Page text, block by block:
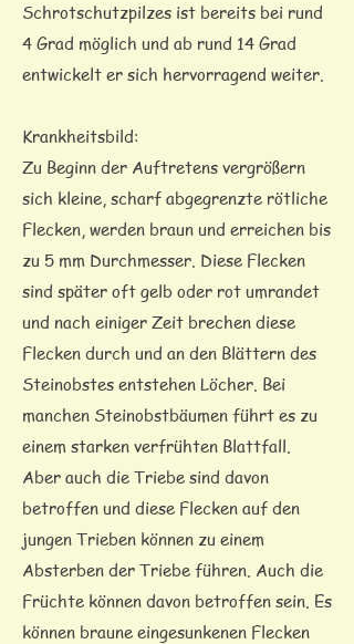
Schrotschutzpilzes ist bereits bei rund
4 Grad möglich und ab rund 14 Grad
entwickelt er sich hervorragend weiter.
Krankheitsbild:
Zu Beginn der Auftretens vergrößern
sich kleine, scharf abgegrenzte rötliche
Flecken, werden braun und erreichen bis
zu 5 mm Durchmesser. Diese Flecken
sind später oft gelb oder rot umrandet
und nach einiger Zeit brechen diese
Flecken durch und an den Blättern des
Steinobstes entstehen Löcher. Bei
manchen Steinobstbäumen führt es zu
einem starken verfrühten Blattfall.
Aber auch die Triebe sind davon
betroffen und diese Flecken auf den
jungen Trieben können zu einem
Absterben der Triebe führen. Auch die
Früchte können davon betroffen sein. Es
können braune eingesunkenen Flecken